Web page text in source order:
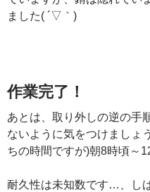
ました( ´▽｀)
作業完了！
あとは、取り外しの逆の手
ないように気をつけましょ
ちの時間ですが)朝8時頃～
耐久性は未知数です…、し